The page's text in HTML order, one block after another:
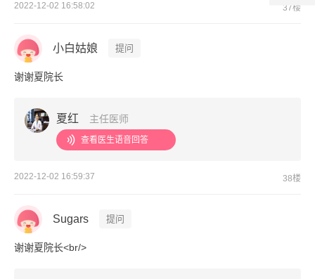
2022-12-02 16:58:02 37楼
小白姑娘 提问
谢谢夏院长
夏红 主任医师
查看医生语音回答
2022-12-02 16:59:37 38楼
Sugars 提问
谢谢夏院长<br/>